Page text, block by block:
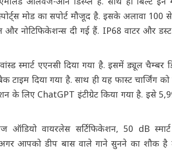
मोड का सपोर्ट मौजूद है. इसके अलावा 100
नोटिफिकेशन्स दी गई हैं. IP68 वाटर और
स्मार्ट एएनसी दिया गया है. इसमें ड्यूल चैम्बर
दिया गया है. साथ ही यह फास्ट चार्जिंग को
के लिए ChatGPT इंटीग्रेट किया गया है. इसे
ऑडियो वायरलेस सर्टिफिकेशन, 50 dB
आपको डीप बास वाले गाने सुनने का शौक है